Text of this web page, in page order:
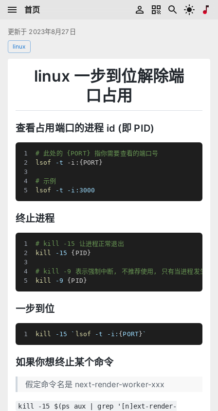
首页
更新于 2023年8月27日
linux
linux 一步到位解除端
口占用
查看占用端口的进程 id (即 PID)
# 此处的 {PORT} 指你需要查看的端口号
lsof
-t -i: {PORT}
# 示例
lsof
-t -i:3000
终止进程
# kill -15 让进程正常退出
kill
-15 { PID}
# kill -9 表示强制中断, 不推荐使用, 只有当进程发生异
kill
-9 {PID}
一步到位
kill -15 ` lsof -t -i: {PORT} `
如果你想终止某个命令
假定命令名是 next-render-worker-xxx
kill -15 $(ps aux | grep '[n]ext-render-